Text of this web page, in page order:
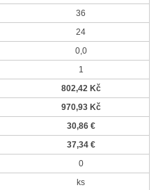
36
24
0,0
1
802,42 Kč
970,93 Kč
30,86 €
37,34 €
0
ks